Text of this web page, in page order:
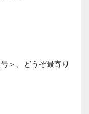
＞、どうぞ最寄り